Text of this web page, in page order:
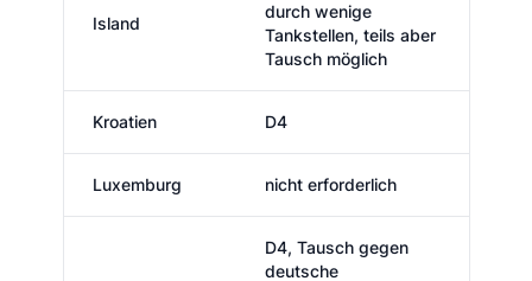
Island
durch wenige
Tankstellen, teils aber
Tausch möglich
Kroatien D4
Luxemburg nicht erforderlich
D4, Tausch gegen
deutsche